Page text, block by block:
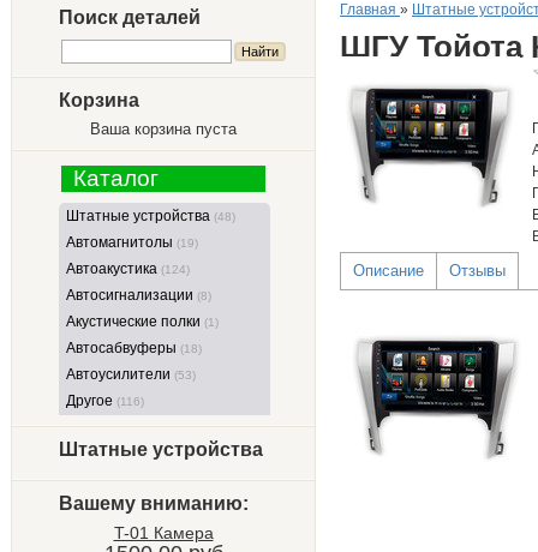
Поиск деталей
Корзина
Ваша корзина пуста
Каталог
Штатные устройства (48)
Автомагнитолы (19)
Автоакустика (124)
Автосигнализации (8)
Акустические полки (1)
Автосабвуферы (18)
Автоусилители (53)
Другое (116)
Штатные устройства
Вашему вниманию:
T-01 Камера
Главная » Штатные
ШГУ Тойота
Описание Отзывы